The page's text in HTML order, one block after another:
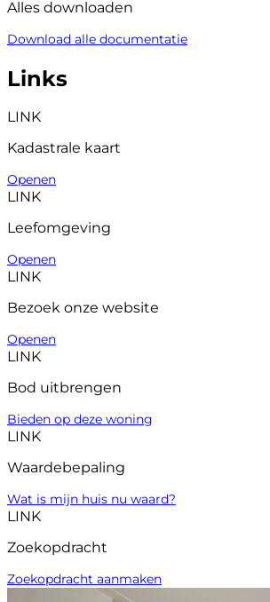
Alles downloaden
Download alle documentatie
Links
LINK
Kadastrale kaart
Openen
LINK
Leefomgeving
Openen
LINK
Bezoek onze website
Openen
LINK
Bod uitbrengen
Bieden op deze woning
LINK
Waardebepaling
Wat is mijn huis nu waard?
LINK
Zoekopdracht
Zoekopdracht aanmaken